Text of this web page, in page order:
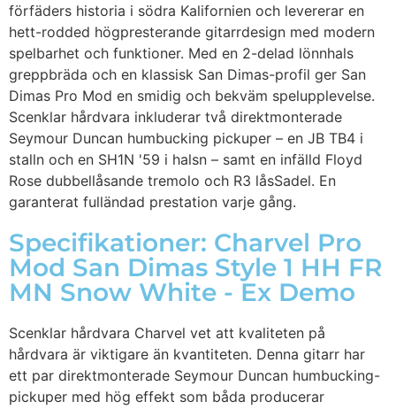
förfäders historia i södra Kalifornien och levererar en
hett-rodded högpresterande gitarrdesign med modern
spelbarhet och funktioner. Med en 2-delad lönnhals
greppbräda och en klassisk San Dimas-profil ger San
Dimas Pro Mod en smidig och bekväm spelupplevelse.
Scenklar hårdvara inkluderar två direktmonterade
Seymour Duncan humbucking pickuper – en JB TB4 i
stalln och en SH1N '59 i halsn – samt en infälld Floyd
Rose dubbellåsande tremolo och R3 låsSadel. En
garanterat fulländad prestation varje gång.
Specifikationer: Charvel Pro
Mod San Dimas Style 1 HH FR
MN Snow White - Ex Demo
Scenklar hårdvara Charvel vet att kvaliteten på
hårdvara är viktigare än kvantiteten. Denna gitarr har
ett par direktmonterade Seymour Duncan humbucking-
pickuper med hög effekt som båda producerar